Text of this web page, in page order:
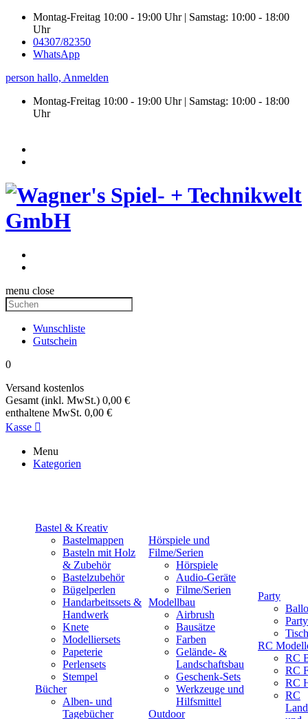
Montag-Freitag 10:00 - 19:00 Uhr | Samstag: 10:00 - 18:00
Uhr
04307/82350
WhatsApp
person hallo, Anmelden
Montag-Freitag 10:00 - 19:00 Uhr | Samstag: 10:00 - 18:00
Uhr
menu close
Wunschliste
Gutschein
0
Versand kostenlos
Gesamt (inkl. MwSt.) 0,00 €
enthaltene MwSt. 0,00 €
Kasse 
Menu
Kategorien
Bastel & Kreativ
Bastelmappen
Basteln mit Holz
& Zubehör
Bastelzubehör
Bügelperlen
Handarbeitssets &
Handwerk
Knete
Modelliersets
Papeterie
Perlensets
Stempel
Bücher
Alben- und
Tagebücher
Hörspiele und
Filme/Serien
Hörspiele
Audio-Geräte
Filme/Serien
Modellbau
Airbrush
Bausätze
Farben
Gelände- &
Landschaftsbau
Geschenk-Sets
Werkzeuge und
Hilfsmittel
Outdoor
Party
RC
RC
RC
RC
RC